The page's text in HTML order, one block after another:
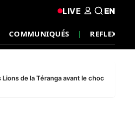
COMMUNIQUÉS REFLEXION
LIVE EN
de la Téranga avant le choc